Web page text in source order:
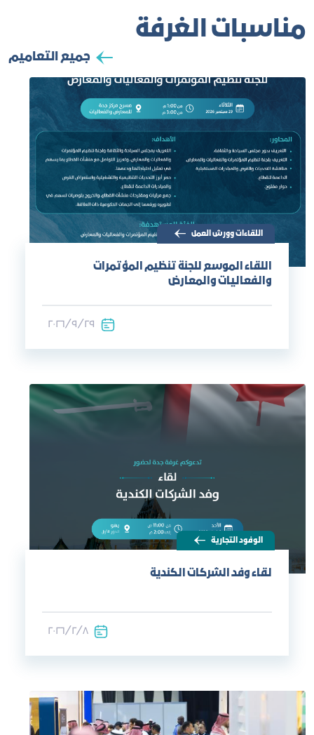
مناسبات الغرفة
جميع التعاميم
اللقاءات وورش العمل
اللقاء الموسع للجنة تنظيم المؤتمرات
والفعاليات والمعارض
٢٩‏/٩‏/٢٠٢٦
الوفود التجارية
لقاء وفد الشركات الكندية
٨‏/٢‏/٢٠٢٦